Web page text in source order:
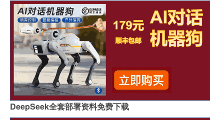
贵阳鱼肚金岩板茶几价格
浙江黑色的岩板叫什么
哪里买岩板茶几便宜的
岩板吊顶怎么贴瓷砖好看
哪个品牌岩板是真的白
原木岩板沙发效果图
人工花岗石和岩板哪个好
佛山著名岩板市场在哪里
桌子用哑光岩板好吗
郑州品牌岩板批发商
桌面怎么做成岩板墙
岩板背面没有品牌标识吗
怎么分辨岩板和岗石砖
DeepSeek全套部署资料免费下载